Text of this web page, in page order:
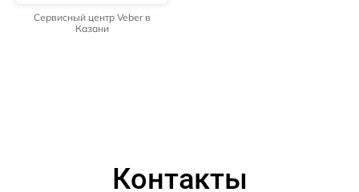
Сервисный центр Veber в
Казани
Контакты